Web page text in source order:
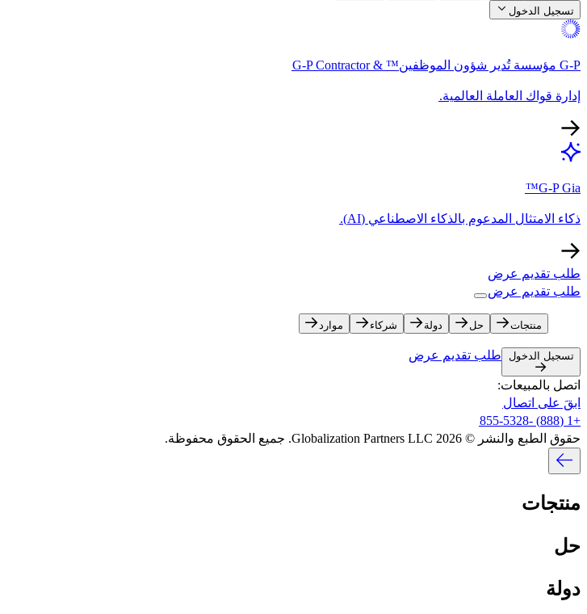
تسجيل الدخول​​
G-P مؤسسة تُدير شؤون الموظفين™ & G-P Contractor​​
إدارة قواك العاملة العالمية.​​
G-P Gia™​​
ذكاء الامتثال المدعوم بالذكاء الاصطناعي (AI).​​
طلب تقديم عرض​​
طلب تقديم عرض​​
منتجات​​ حل​​ دولة​​ شركاء​​ موارد​​
تسجيل الدخول​​ طلب تقديم عرض​​
اتصل بالمبيعات:​​
ابقَ على اتصال​​
+1 (888) -855-5328​​
حقوق الطبع والنشر © 2026 Globalization Partners LLC. جميع الحقوق محفوظة.​​
منتجات​​
حل​​
دولة​​